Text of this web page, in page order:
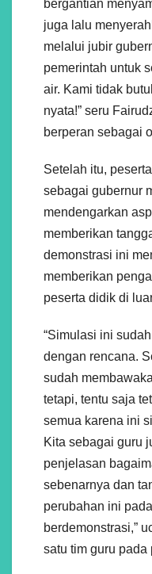
bergantian
juga lalu
melalui jubir
pemerintah untuk
air. Kami tidak
nyata!” seru
berperan sebagai
Setelah itu,
sebagai gubernur
mendengarkan
memberikan
demonstrasi ini
memberikan
peserta didik di
“Simulasi ini
dengan rencana.
sudah
tetapi, tentu saja
semua karena ini
Kita sebagai guru
penjelasan
sebenarnya dan
perubahan ini
berdemonstrasi,”
satu tim guru pada